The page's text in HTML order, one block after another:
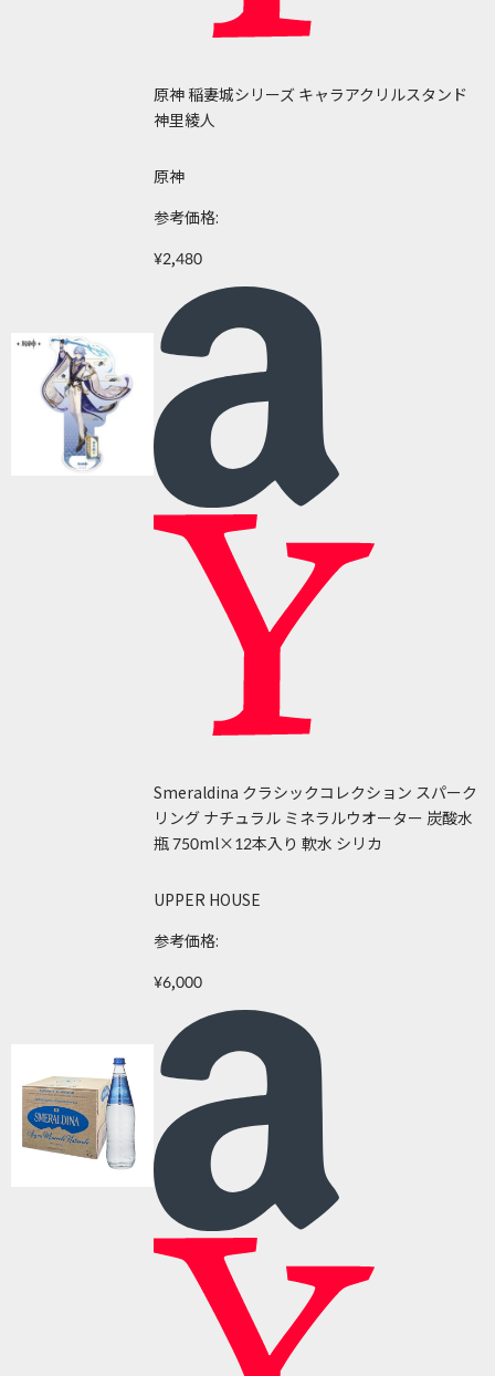
原神 稲妻城シリーズ キャラアクリルスタンド
神里綾人
原神
参考価格:
¥2,480
Smeraldina クラシックコレクション スパーク
リング ナチュラル ミネラルウオーター 炭酸水
瓶 750ml×12本入り 軟水 シリカ
UPPER HOUSE
参考価格:
¥6,000